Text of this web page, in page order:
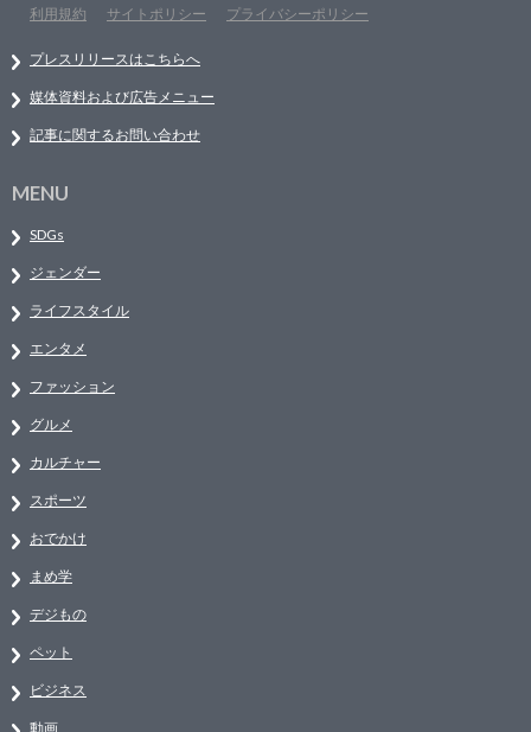
利用規約
サイトポリシー プライバシーポリシー
プレスリリースはこちらへ
媒体資料および広告メニュー
記事に関するお問い合わせ
MENU
SDGs
ジェンダー
ライフスタイル
エンタメ
ファッション
グルメ
カルチャー
スポーツ
おでかけ
まめ学
デジもの
ペット
ビジネス
動画